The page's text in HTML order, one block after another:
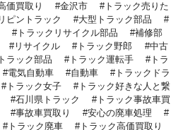
価買取り 金沢市
トラック売りた
ピントラック
大型トラック部品
トラックリサイクル部品
補修部
リサイクル トラック野郎
中古
ラック部品 トラック運転手
トラ
電気自動車 自動車
トラックドラ
トラック女子
トラック好きな人と繋
石川県トラック
トラック事故車買
事故車買取り
安心の廃車処理
トラック廃車
トラック高価買取り